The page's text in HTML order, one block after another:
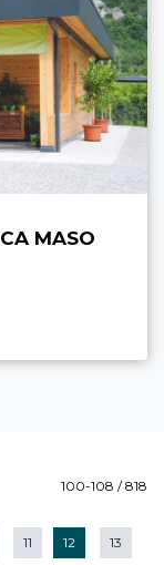
MASO
100-108 / 818
11 12 13